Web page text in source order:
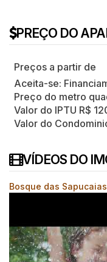
PREÇO DO
Aceita-se:
Preço do metro
Valor do IPTU R$
Valor do
VÍDEOS DO
Bosque das Sapucaias